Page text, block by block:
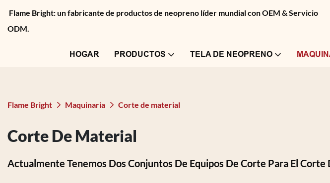
Flame Bright: un fabricante de productos de neopreno líder mundial con OEM & Servicio
ODM.
HOGAR PRODUCTOS TELA DE NEOPRENO
Flame Bright Maquinaria Corte de material
Corte De Material
Actualmente Tenemos Dos Conjuntos De Equipos De Corte Para El